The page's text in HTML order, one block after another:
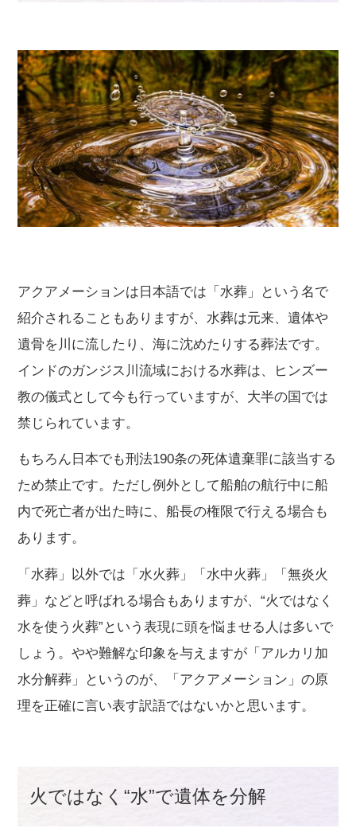
アクアメーションは日本語では「水葬」という名で
紹介されることもありますが、水葬は元来、遺体や
遺骨を川に流したり、海に沈めたりする葬法です。
インドのガンジス川流域における水葬は、ヒンズー
教の儀式として今も行っていますが、大半の国では
禁じられています。
もちろん日本でも刑法190条の死体遺棄罪に該当する
ため禁止です。ただし例外として船舶の航行中に船
内で死亡者が出た時に、船長の権限で行える場合も
あります。
「水葬」以外では「水火葬」「水中火葬」「無炎火
葬」などと呼ばれる場合もありますが、“火ではなく
水を使う火葬”という表現に頭を悩ませる人は多いで
しょう。やや難解な印象を与えますが「アルカリ加
水分解葬」というのが、「アクアメーション」の原
理を正確に言い表す訳語ではないかと思います。
火ではなく“水”で遺体を分解